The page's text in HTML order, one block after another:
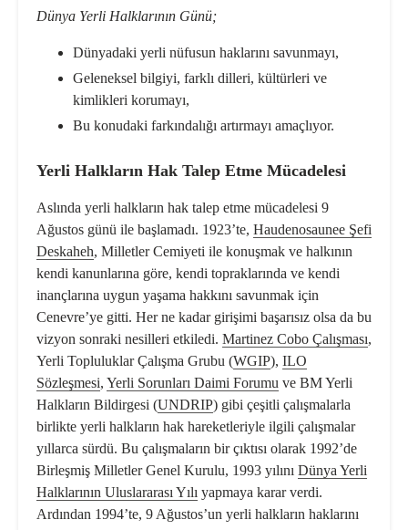
Dünya Yerli Halklarının Günü;
Dünyadaki yerli nüfusun haklarını savunmayı,
Geleneksel bilgiyi, farklı dilleri, kültürleri ve
kimlikleri korumayı,
Bu konudaki farkındalığı artırmayı amaçlıyor.
Yerli Halkların Hak Talep Etme Mücadelesi
Aslında yerli halkların hak talep etme mücadelesi 9
Ağustos günü ile başlamadı. 1923’te, Haudenosaunee Şefi
Deskaheh, Milletler Cemiyeti ile konuşmak ve halkının
kendi kanunlarına göre, kendi topraklarında ve kendi
inançlarına uygun yaşama hakkını savunmak için
Cenevre’ye gitti. Her ne kadar girişimi başarısız olsa da bu
vizyon sonraki nesilleri etkiledi. Martinez Cobo Çalışması,
Yerli Topluluklar Çalışma Grubu (WGIP), ILO
Sözleşmesi, Yerli Sorunları Daimi Forumu ve BM Yerli
Halkların Bildirgesi (UNDRIP) gibi çeşitli çalışmalarla
birlikte yerli halkların hak hareketleriyle ilgili çalışmalar
yıllarca sürdü. Bu çalışmaların bir çıktısı olarak 1992’de
Birleşmiş Milletler Genel Kurulu, 1993 yılını Dünya Yerli
Halklarının Uluslararası Yılı yapmaya karar verdi.
Ardından 1994’te, 9 Ağustos’un yerli halkların haklarını